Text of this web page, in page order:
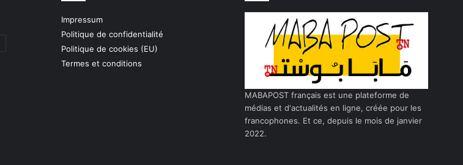
Impressum
Politique de confidentialité
Politique de cookies (EU)
Termes et conditions
MABAPOST français est une plateforme de
médias et d'actualités en ligne, créée pour les
francophones. Et ce, depuis le mois de janvier
2022.